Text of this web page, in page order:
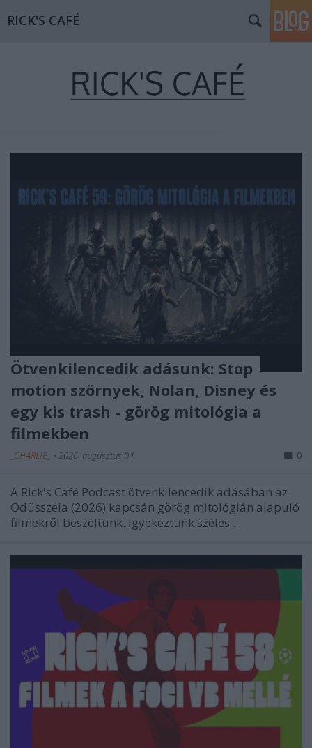
RICK'S CAFÉ
Ötvenkilencedik adásunk: Stop
motion szörnyek, Nolan, Disney és
egy kis trash - görög mitológia a
filmekben
_CHARLIE_ • 2026. augusztus 04. 0
A Rick's Café Podcast ötvenkilencedik adásában az
Odüsszeia (2026) kapcsán görög mitológián alapuló
filmekről beszéltünk. Igyekeztünk széles ...